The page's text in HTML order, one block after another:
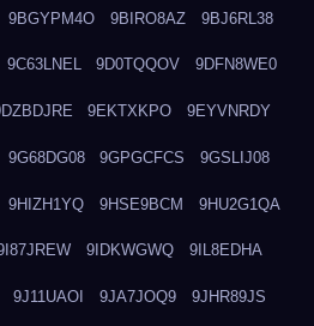
9BGYPM4O 9BIRO8AZ 9BJ6RL38
9C63LNEL 9D0TQQOV 9DFN8WE0
9EKTXKPO 9EYVNRDY
9G68DG08 9GPGCFCS 9GSLIJ08
9HIZH1YQ 9HSE9BCM 9HU2G1QA
9IDKWGWQ 9IL8EDHA
9J11UAOI 9JA7JOQ9 9JHR89JS